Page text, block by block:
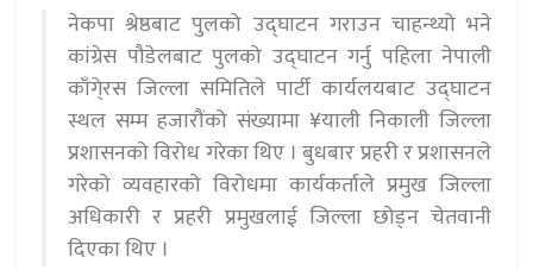
नेकपा श्रेष्ठबाट पुलको उद्घाटन गराउन चाहन्थ्यो भने
कांग्रेस पौडेलबाट पुलको उद्घाटन गर्नु पहिला नेपाली
काँगे्रस जिल्ला समितिले पार्टी कार्यलयबाट उद्घाटन
स्थल सम्म हजारौंको संख्यामा ¥याली निकाली जिल्ला
प्रशासनको विरोध गरेका थिए । बुधबार प्रहरी र प्रशासनले
गरेको व्यवहारको विरोधमा कार्यकर्ताले प्रमुख जिल्ला
अधिकारी र प्रहरी प्रमुखलाई जिल्ला छोड्न चेतवानी
दिएका थिए ।